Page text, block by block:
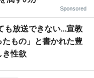
Sponsored
も放送できない...宣教
もの」と書かれた豊
き性欲